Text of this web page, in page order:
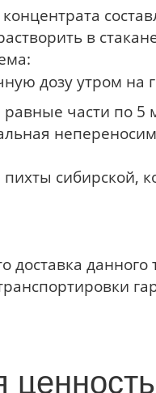
в
дозу утром на
части по
пихты сибирской,
доставка